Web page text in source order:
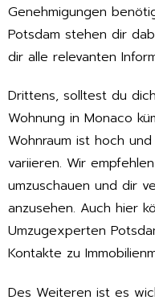
Genehmigungen
Potsdam stehen dir
dir alle relevanten
Drittens, solltest du
Wohnung in Monaco
Wohnraum ist hoch
variieren. Wir
umzuschauen und dir
anzusehen. Auch hier
Umzugexperten
Kontakte zu
Des Weiteren ist es